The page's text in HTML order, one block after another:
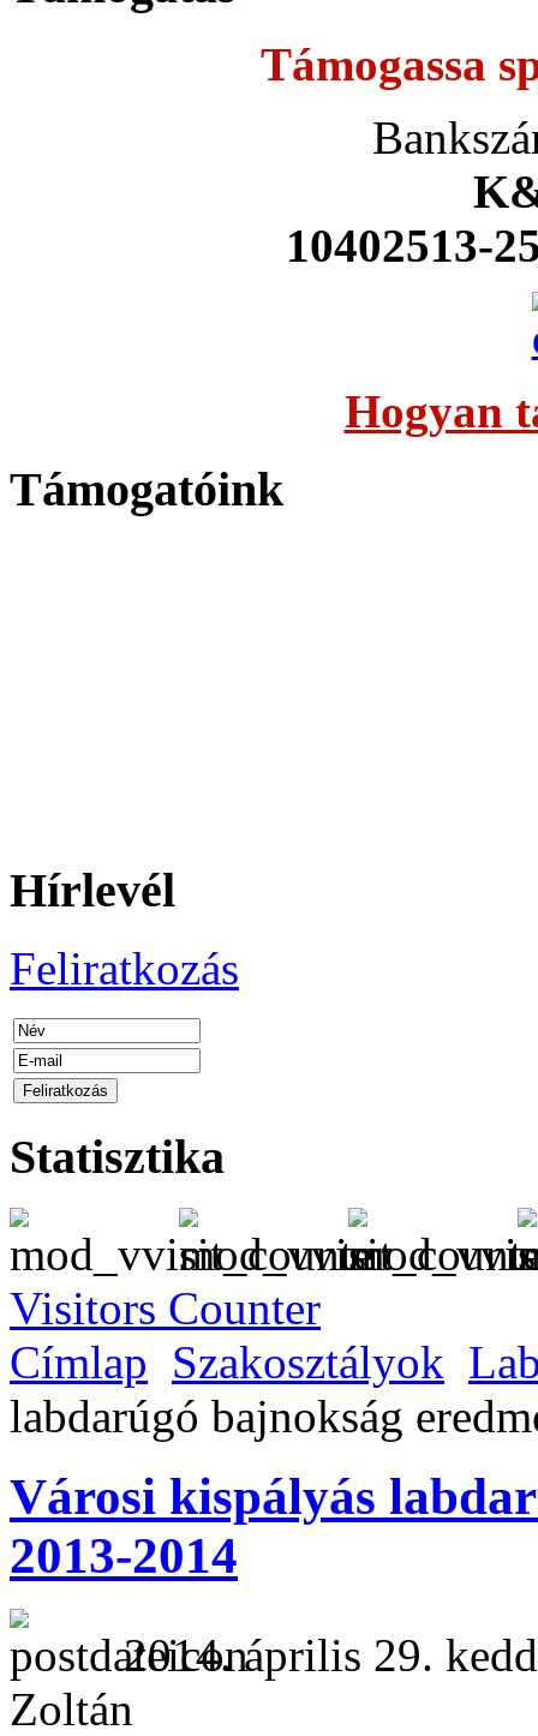
Támogassa
10402513-
Hogyan
Támogatóink
Hírlevél
Feliratkozás
Statisztika
Visitors Counter
Címlap Szakosztályok
labdarúgó bajnokság
Városi kispályás
2013-2014
2014. április 29.
Zoltán